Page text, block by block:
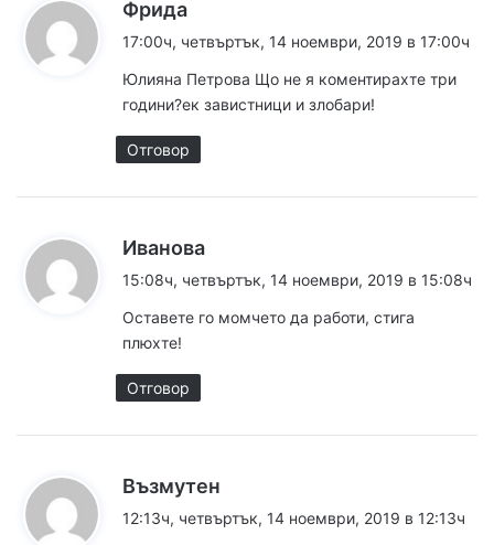
Фрида
а
:
17:00ч, четвъртък, 14 ноември, 2019 в 17:00ч
Юлияна Петрова Що не я коментирахте три
години?ек завистници и злобари!
Отговор
Иванова
а
15:08ч, четвъртък, 14 ноември, 2019 в 15:08ч
Оставете го момчето да работи, стига
плюхте!
Отговор
Възмутен
12:13ч, четвъртък, 14 ноември, 2019 в 12:13ч